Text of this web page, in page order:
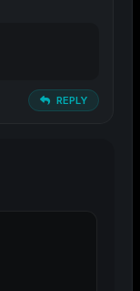
REPLY